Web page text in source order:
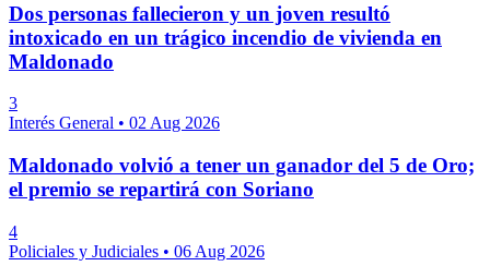
Dos personas fallecieron y un joven resultó
intoxicado en un trágico incendio de vivienda en
Maldonado
3
Interés General • 02 Aug 2026
Maldonado volvió a tener un ganador del 5 de Oro;
el premio se repartirá con Soriano
4
Policiales y Judiciales • 06 Aug 2026